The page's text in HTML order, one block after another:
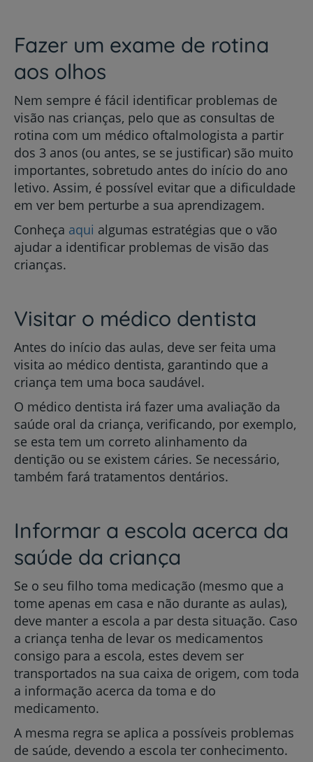
Fazer um exame de rotina
aos olhos
Nem sempre é fácil identificar problemas de
visão nas crianças, pelo que as consultas de
rotina com um médico oftalmologista a partir
dos 3 anos (ou antes, se se justificar) são muito
importantes, sobretudo antes do início do ano
letivo. Assim, é possível evitar que a dificuldade
em ver bem perturbe a sua aprendizagem.
Conheça aqui algumas estratégias que o vão
ajudar a identificar problemas de visão das
crianças.
Visitar o médico dentista
Antes do início das aulas, deve ser feita uma
visita ao médico dentista, garantindo que a
criança tem uma boca saudável.
O médico dentista irá fazer uma avaliação da
saúde oral da criança, verificando, por exemplo,
se esta tem um correto alinhamento da
dentição ou se existem cáries. Se necessário,
também fará tratamentos dentários.
Informar a escola acerca da
saúde da criança
Se o seu filho toma medicação (mesmo que a
tome apenas em casa e não durante as aulas),
deve manter a escola a par desta situação. Caso
a criança tenha de levar os medicamentos
consigo para a escola, estes devem ser
transportados na sua caixa de origem, com toda
a informação acerca da toma e do
medicamento.
A mesma regra se aplica a possíveis problemas
de saúde, devendo a escola ter conhecimento.